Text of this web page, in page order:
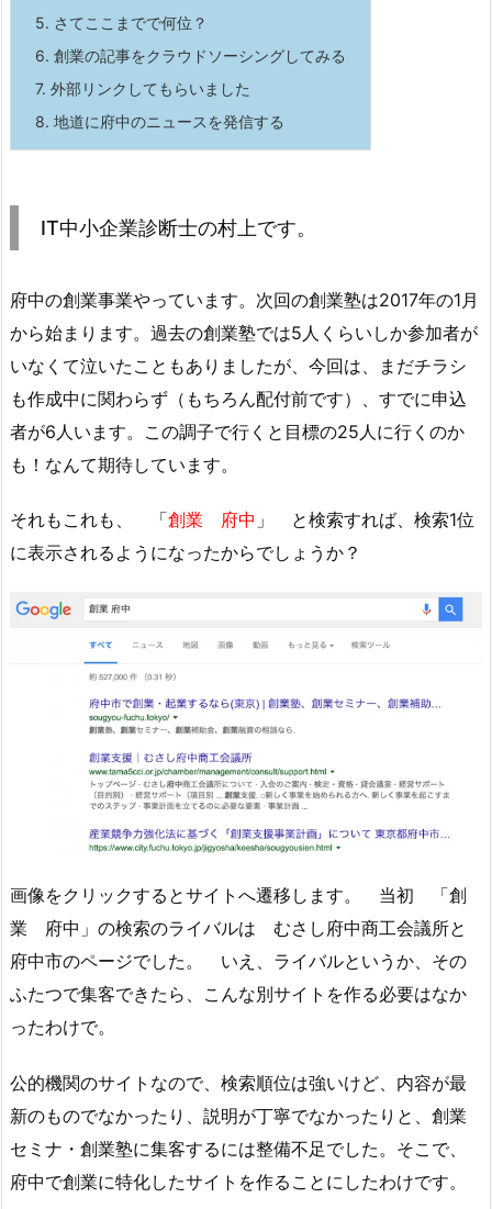
5. さてここまでで何位？
6. 創業の記事をクラウドソーシングしてみる
7. 外部リンクしてもらいました
8. 地道に府中のニュースを発信する
IT中小企業診断士の村上です。
府中の創業事業やっています。次回の創業塾は2017年の1月
から始まります。過去の創業塾では5人くらいしか参加者が
いなくて泣いたこともありましたが、今回は、まだチラシ
も作成中に関わらず（もちろん配付前です）、すでに申込
者が6人います。この調子で行くと目標の25人に行くのか
も！なんて期待しています。
それもこれも、 「創業 府中 」 と検索すれば、検索1位
に表示されるようになったからでしょうか？
画像をクリックするとサイトへ遷移します。 当初 「創
業 府中」の検索のライバルは むさし府中商工会議所と
府中市のページでした。 いえ、ライバルというか、その
ふたつで集客できたら、こんな別サイトを作る必要はなか
ったわけで。
公的機関のサイトなので、検索順位は強いけど、内容が最
新のものでなかったり、説明が丁寧でなかったりと、創業
セミナ・創業塾に集客するには整備不足でした。そこで、
府中で創業に特化したサイトを作ることにしたわけです。